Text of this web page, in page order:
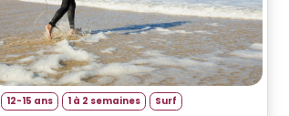
12-15 ans 1 à 2 semaines Surf